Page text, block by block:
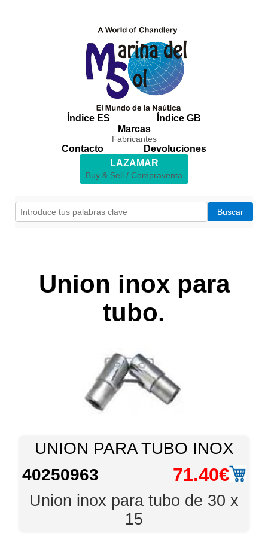
Índice ES
Índice GB
Marcas
Fabricantes
Contacto
Devoluciones
LAZAMAR
Buy & Sell / Compraventa
Union inox para
tubo.
UNION PARA TUBO INOX
40250963
71.40€
Union inox para tubo de 30 x
15